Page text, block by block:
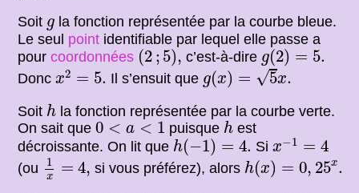
Soit g
g la fonction représentée par la courbe bleue.
Le seul point identifiable par lequel elle passe a
pourcoordonnées (2 ; 5),
(2;5), c’est-à-dire g(2) = 5.
g(2)=5.
Doncx2 = 5.
2 5.
Il s’ensuit que g(x) = √5x.
g( x) =5x .
Soit h
h la fonction représentée par la courbe verte.
On sait que0 < a < 1
0<a<1 puisque h
hest
décroissante. On lit que h(−1) = 4.
h(−1)= 4. Six−1 = 4
1
(ou 1
x = 4,
1x=4,
si vous préférez), alors h(x) = 0, 25x.
h ( )= 25x.